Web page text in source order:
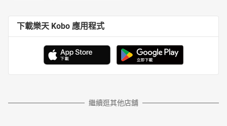
下載樂天 Kobo 應用程式
繼續逛其他店舖